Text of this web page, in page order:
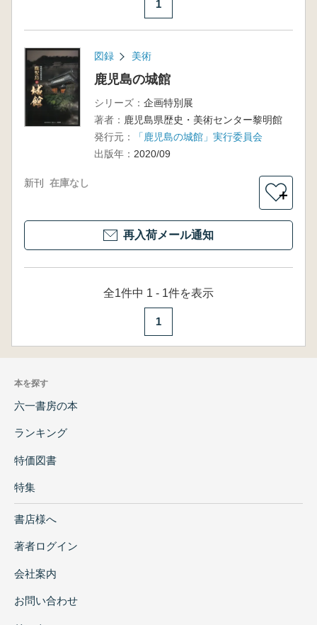
1
図録 美術
鹿児島の城館
シリーズ： 企画特別展
著者： 鹿児島県歴史・美術センター黎明館
発行元：
「鹿児島の城館」実行委員会
出版年： 2020/09
新刊 在庫なし
＋
再入荷メール通知
全1件中 1 - 1件を表示
1
本を探す
六一書房の本
ランキング
特価図書
特集
書店様へ
著者ログイン
会社案内
お問い合わせ